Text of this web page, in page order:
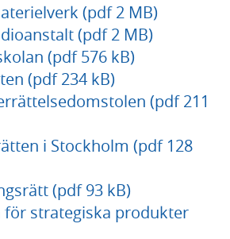
(pdf 2 MB)
(pdf 2 MB)
(pdf 576 kB)
(pdf 234 kB)
(pdf 211
i Stockholm (pdf 128
(pdf 93 kB)
för strategiska produkter